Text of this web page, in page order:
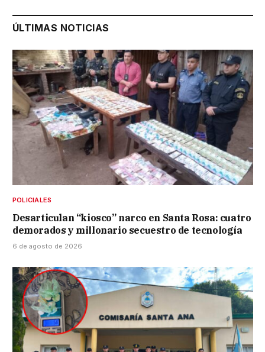
ÚLTIMAS NOTICIAS
POLICIALES
Desarticulan “kiosco” narco en Santa Rosa: cuatro
demorados y millonario secuestro de tecnología
6 de agosto de 2026